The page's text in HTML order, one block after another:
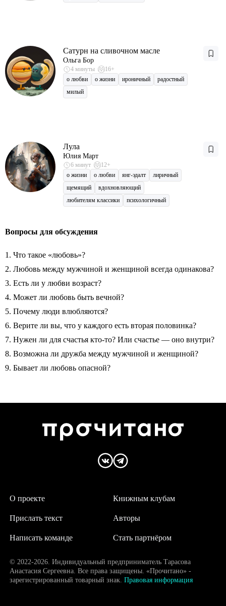
Сатурн на сливочном масле
Ольга Бор
4 минуты
16+
о любви
о жизни ироничный
радостный
милый
Лула
Юлия Март
6 минут
12+
о жизни
о любви янг-эдалт
лиричный
щемящий
вдохновляющий
любителям классики
психологичный
Вопросы для обсуждения
1. Что такое «любовь»?
2. Любовь между мужчиной и женщиной всегда одинакова?
3. Есть ли у любви возраст?
4. Может ли любовь быть вечной?
5. Почему люди влюбляются?
6. Верите ли вы, что у каждого есть вторая половинка?
7. Нужен ли для счастья кто-то? Или счастье — оно внутри?
8. Возможна ли дружба между мужчиной и женщиной?
9. Бывает ли любовь опасной?
О проекте
Написать команде
Авторы
Прислать текст
Книжным клубам
Стать партнёром
© 2022-2026. Индивидуальный предприниматель Тарасова
Анастасия Сергеевна. Все права защищены. «Прочитано» -
зарегистрированный товарный знак. Правовая информация